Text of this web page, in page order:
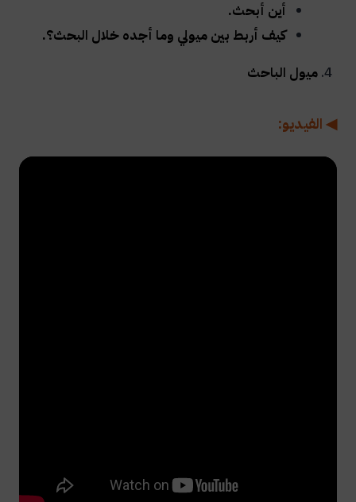
أين أبحث.
كيف أربط بين ميولي وما أجده خلال البحث؟.
ميول الباحث
◀ الفيديو: